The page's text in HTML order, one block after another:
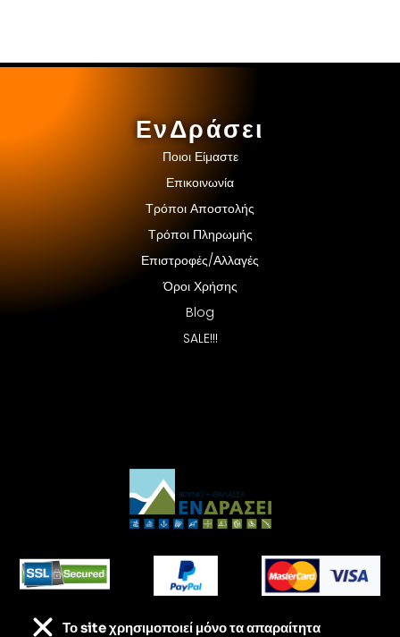
ΕνΔράσει
Ποιοι Είμαστε
Επικοινωνία
Τρόποι Αποστολής
Τρόποι Πληρωμής
Επιστροφές/Αλλαγές
Όροι Χρήσης
Blog
SALE!!!
Τα πάντα για τις εξορμήσεις σου – Στις καλύτερες
Το site χρησιμοποιεί μόνο τα απαραίτητα